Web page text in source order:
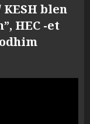
blen
HEC -et